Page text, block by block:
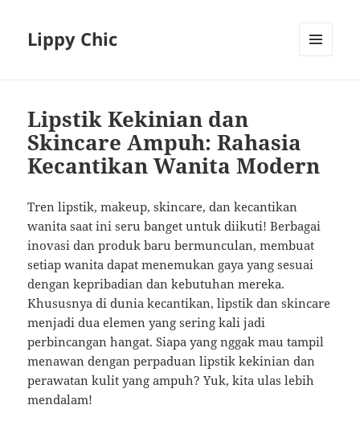
Lippy Chic
Lipstik Kekinian dan
Skincare Ampuh: Rahasia
Kecantikan Wanita Modern
Tren lipstik, makeup, skincare, dan kecantikan
wanita saat ini seru banget untuk diikuti! Berbagai
inovasi dan produk baru bermunculan, membuat
setiap wanita dapat menemukan gaya yang sesuai
dengan kepribadian dan kebutuhan mereka.
Khususnya di dunia kecantikan, lipstik dan skincare
menjadi dua elemen yang sering kali jadi
perbincangan hangat. Siapa yang nggak mau tampil
menawan dengan perpaduan lipstik kekinian dan
perawatan kulit yang ampuh? Yuk, kita ulas lebih
mendalam!